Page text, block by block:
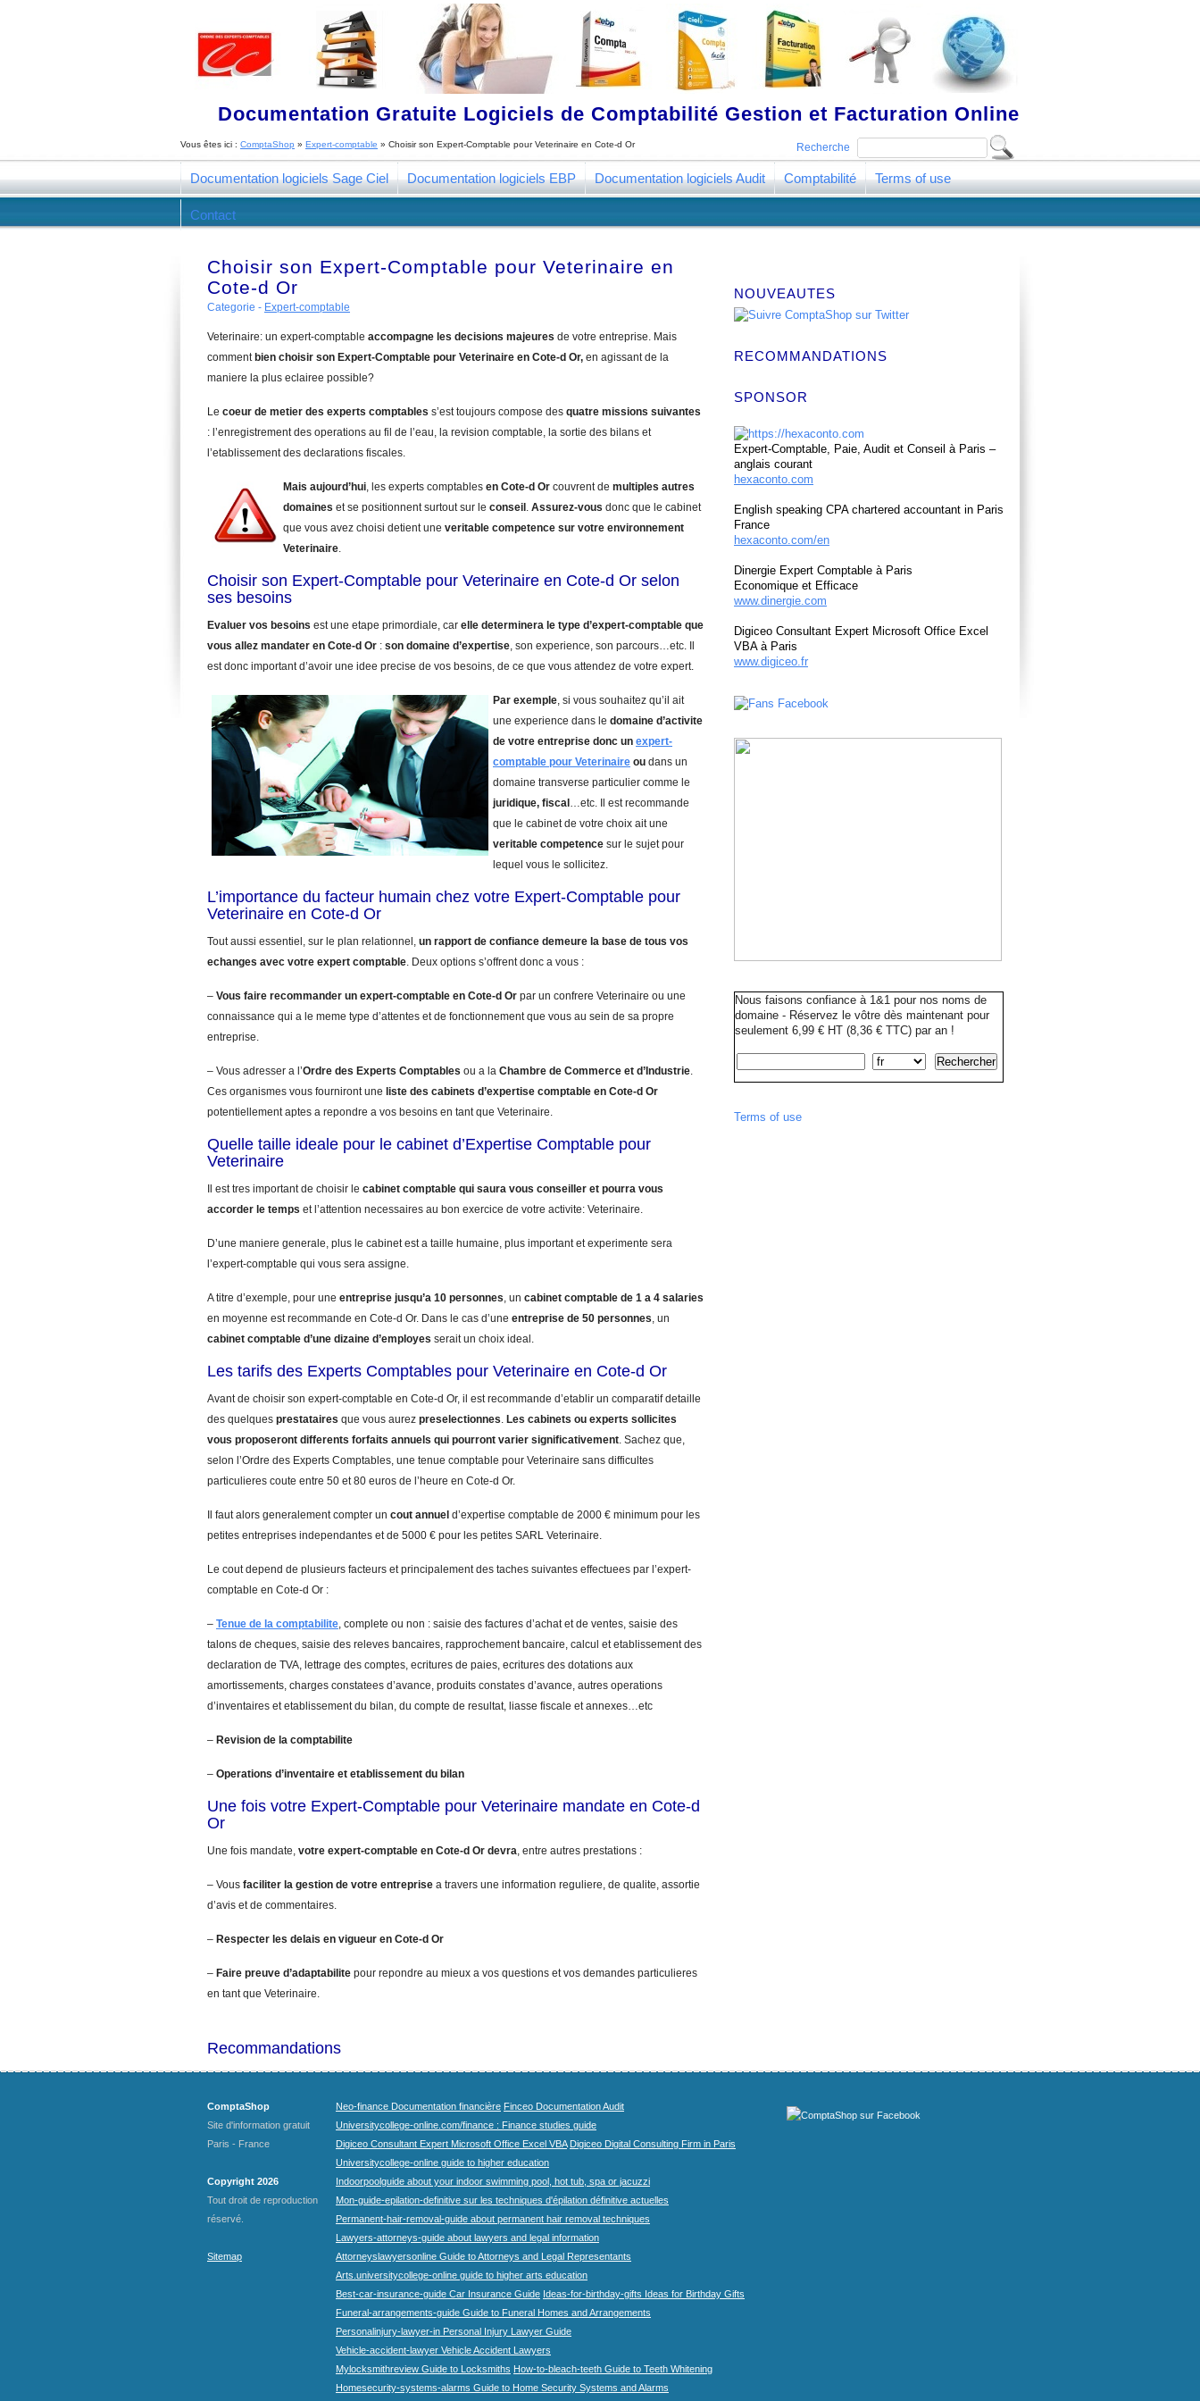
Documentation Gratuite Logiciels de Comptabilité Gestion et Facturation Online
Recherche
Vous êtes ici : ComptaShop » Expert-comptable » Choisir son Expert-Comptable pour Veterinaire en Cote-d Or
Documentation logiciels Sage Ciel Documentation logiciels EBP Documentation logiciels Audit Comptabilité Terms of use
Contact
Choisir son Expert-Comptable pour Veterinaire en
Cote-d Or
Categorie - Expert-comptable
Veterinaire: un expert-comptable accompagne les decisions majeures de votre entreprise. Mais
comment bien choisir son Expert-Comptable pour Veterinaire en Cote-d Or, en agissant de la
maniere la plus eclairee possible?
Le coeur de metier des experts comptables s’est toujours compose des quatre missions suivantes
: l’enregistrement des operations au fil de l’eau, la revision comptable, la sortie des bilans et
l’etablissement des declarations fiscales.
Mais aujourd’hui, les experts comptables en Cote-d Or couvrent de multiples autres
domaines et se positionnent surtout sur le conseil . Assurez-vous donc que le cabinet
que vous avez choisi detient une veritable competence sur votre environnement
Veterinaire.
Choisir son Expert-Comptable pour Veterinaire en Cote-d Or selon
ses besoins
Evaluer vos besoins est une etape primordiale, car elle determinera le type d’expert-comptable que
vous allez mandater en Cote-d Or : son domaine d’expertise, son experience, son parcours…etc. Il
est donc important d’avoir une idee precise de vos besoins, de ce que vous attendez de votre expert.
Par exemple, si vous souhaitez qu’il ait
une experience dans le domaine d’activite
de votre entreprise donc un expert-
comptable pour Veterinaire ou dans un
domaine transverse particulier comme le
juridique, fiscal …etc. Il est recommande
que le cabinet de votre choix ait une
veritable competence sur le sujet pour
lequel vous le sollicitez.
L’importance du facteur humain chez votre Expert-Comptable pour
Veterinaire en Cote-d Or
Tout aussi essentiel, sur le plan relationnel, un rapport de confiance demeure la base de tous vos
echanges avec votre expert comptable. Deux options s’offrent donc a vous :
– Vous faire recommander un expert-comptable en Cote-d Or par un confrere Veterinaire ou une
connaissance qui a le meme type d’attentes et de fonctionnement que vous au sein de sa propre
entreprise.
– Vous adresser a l’Ordre des Experts Comptables ou a la Chambre de Commerce et d’Industrie.
Ces organismes vous fourniront une liste des cabinets d’expertise comptable en Cote-d Or
potentiellement aptes a repondre a vos besoins en tant que Veterinaire.
Quelle taille ideale pour le cabinet d’Expertise Comptable pour
Veterinaire
Il est tres important de choisir le cabinet comptable qui saura vous conseiller et pourra vous
accorder le temps et l’attention necessaires au bon exercice de votre activite: Veterinaire.
D’une maniere generale, plus le cabinet est a taille humaine, plus important et experimente sera
l’expert-comptable qui vous sera assigne.
A titre d’exemple, pour une entreprise jusqu’a 10 personnes, un cabinet comptable de 1 a 4 salaries
en moyenne est recommande en Cote-d Or. Dans le cas d’une entreprise de 50 personnes, un
cabinet comptable d’une dizaine d’employes serait un choix ideal.
Les tarifs des Experts Comptables pour Veterinaire en Cote-d Or
Avant de choisir son expert-comptable en Cote-d Or, il est recommande d’etablir un comparatif detaille
des quelques prestataires que vous aurez preselectionnes. Les cabinets ou experts sollicites
vous proposeront differents forfaits annuels qui pourront varier significativement. Sachez que,
selon l’Ordre des Experts Comptables, une tenue comptable pour Veterinaire sans difficultes
particulieres coute entre 50 et 80 euros de l’heure en Cote-d Or.
Il faut alors generalement compter un cout annuel d’expertise comptable de 2000 € minimum pour les
petites entreprises independantes et de 5000 € pour les petites SARL Veterinaire.
Le cout depend de plusieurs facteurs et principalement des taches suivantes effectuees par l’expert-
comptable en Cote-d Or :
– Tenue de la comptabilite, complete ou non : saisie des factures d’achat et de ventes, saisie des
talons de cheques, saisie des releves bancaires, rapprochement bancaire, calcul et etablissement des
declaration de TVA, lettrage des comptes, ecritures de paies, ecritures des dotations aux
amortissements, charges constatees d’avance, produits constates d’avance, autres operations
d’inventaires et etablissement du bilan, du compte de resultat, liasse fiscale et annexes…etc
– Revision de la comptabilite
– Operations d’inventaire et etablissement du bilan
Une fois votre Expert-Comptable pour Veterinaire mandate en Cote-d
Or
Une fois mandate, votre expert-comptable en Cote-d Or devra, entre autres prestations :
– Vous faciliter la gestion de votre entreprise a travers une information reguliere, de qualite, assortie
d’avis et de commentaires.
– Respecter les delais en vigueur en Cote-d Or
– Faire preuve d’adaptabilite pour repondre au mieux a vos questions et vos demandes particulieres
en tant que Veterinaire.
NOUVEAUTES
RECOMMANDATIONS
SPONSOR
Expert-Comptable, Paie, Audit et Conseil à Paris –
anglais courant
hexaconto.com
English speaking CPA chartered accountant in Paris
France
hexaconto.com/en
Dinergie Expert Comptable à Paris
Economique et Efficace
www.dinergie.com
Digiceo Consultant Expert Microsoft Office Excel
VBA à Paris
www.digiceo.fr
Nous faisons confiance à 1&1 pour nos noms de
domaine - Réservez le vôtre dès maintenant pour
seulement 6,99 € HT (8,36 € TTC) par an !
Terms of use
Recommandations
ComptaShop
Site d'information gratuit
Paris - France
Copyright 2026
Tout droit de reproduction
réservé.
Sitemap
Neo-finance Documentation financière Finceo Documentation Audit
Universitycollege-online.com/finance : Finance studies guide
Digiceo Consultant Expert Microsoft Office Excel VBA Digiceo Digital Consulting Firm in Paris
Universitycollege-online guide to higher education
Indoorpoolguide about your indoor swimming pool, hot tub, spa or jacuzzi
Mon-guide-epilation-definitive sur les techniques d'épilation définitive actuelles
Permanent-hair-removal-guide about permanent hair removal techniques
Lawyers-attorneys-guide about lawyers and legal information
Attorneyslawyersonline Guide to Attorneys and Legal Representants
Arts.universitycollege-online guide to higher arts education
Best-car-insurance-guide Car Insurance Guide Ideas-for-birthday-gifts Ideas for Birthday Gifts
Funeral-arrangements-guide Guide to Funeral Homes and Arrangements
Personalinjury-lawyer-in Personal Injury Lawyer Guide
Vehicle-accident-lawyer Vehicle Accident Lawyers
Mylocksmithreview Guide to Locksmiths How-to-bleach-teeth Guide to Teeth Whitening
Homesecurity-systems-alarms Guide to Home Security Systems and Alarms